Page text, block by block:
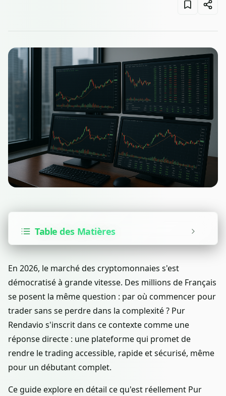
Table des Matières
En 2026, le marché des cryptomonnaies s'est
démocratisé à grande vitesse. Des millions de Français
se posent la même question : par où commencer pour
trader sans se perdre dans la complexité ? Pur
Rendavio s'inscrit dans ce contexte comme une
réponse directe : une plateforme qui promet de
rendre le trading accessible, rapide et sécurisé, même
pour un débutant complet.
Ce guide explore en détail ce qu'est réellement Pur